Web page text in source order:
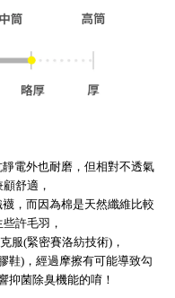
電外也耐磨，但相對不透氣
舒適，
，而因為棉是天然纖維比較
許毛羽，
服(緊密賽洛紡技術)，
鞋)，經過摩擦有可能導致勾
抑菌除臭機能的唷！